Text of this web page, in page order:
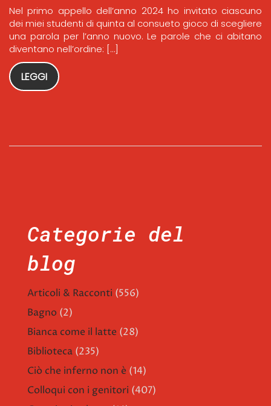
Nel primo appello dell’anno 2024 ho invitato ciascuno
dei miei studenti di quinta al consueto gioco di scegliere
una parola per l’anno nuovo. Le parole che ci abitano
diventano nell’ordine: […]
LEGGI
Categorie del
blog
Articoli & Racconti (556)
Bagno (2)
Bianca come il latte (28)
Biblioteca (235)
Ciò che inferno non è (14)
Colloqui con i genitori (407)